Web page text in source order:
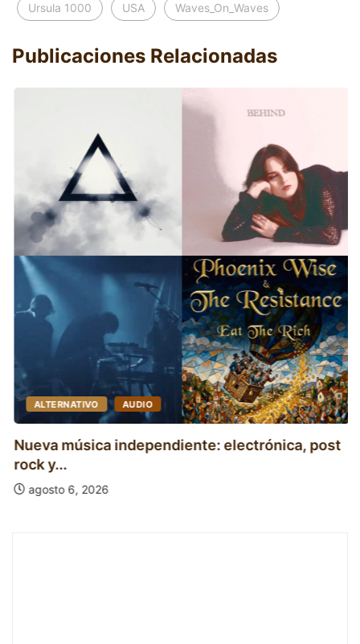
Ursula 1000 USA Waves_On_Waves
Publicaciones Relacionadas
ALTERNATIVO AUDIO
Nueva música independiente: electrónica, post
rock y...
agosto 6, 2026